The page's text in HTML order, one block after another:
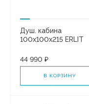
Душ. кабина
100x100x215 ERLIT
высокий поддон.
Черная/
44 990 ₽
В КОРЗИНУ